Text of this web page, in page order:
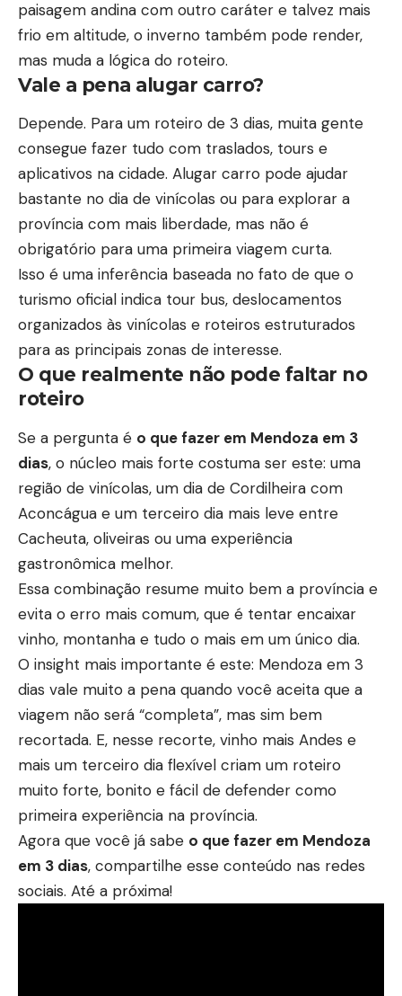
paisagem andina com outro caráter e talvez mais
frio em altitude, o inverno também pode render,
mas muda a lógica do roteiro.
Vale a pena alugar carro?
Depende. Para um roteiro de 3 dias, muita gente
consegue fazer tudo com traslados, tours e
aplicativos na cidade. Alugar carro pode ajudar
bastante no dia de vinícolas ou para explorar a
província com mais liberdade, mas não é
obrigatório para uma primeira viagem curta.
Isso é uma inferência baseada no fato de que o
turismo oficial indica tour bus, deslocamentos
organizados às vinícolas e roteiros estruturados
para as principais zonas de interesse.
O que realmente não pode faltar no
roteiro
Se a pergunta é o que fazer em Mendoza em 3
dias, o núcleo mais forte costuma ser este: uma
região de vinícolas, um dia de Cordilheira com
Aconcágua e um terceiro dia mais leve entre
Cacheuta, oliveiras ou uma experiência
gastronômica melhor.
Essa combinação resume muito bem a província e
evita o erro mais comum, que é tentar encaixar
vinho, montanha e tudo o mais em um único dia.
O insight mais importante é este: Mendoza em 3
dias vale muito a pena quando você aceita que a
viagem não será “completa”, mas sim bem
recortada. E, nesse recorte, vinho mais Andes e
mais um terceiro dia flexível criam um roteiro
muito forte, bonito e fácil de defender como
primeira experiência na província.
Agora que você já sabe o que fazer em Mendoza
em 3 dias, compartilhe esse conteúdo nas redes
sociais. Até a próxima!